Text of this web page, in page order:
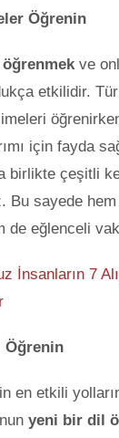
Öğrenin
ve
etkilidir.
için fayda
birlikte çeşitli
Bu sayede
de eğlenceli
İnsanların 7
Öğrenin
en etkili
yeni bir dil